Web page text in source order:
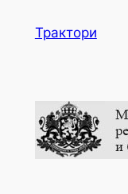
Трактори